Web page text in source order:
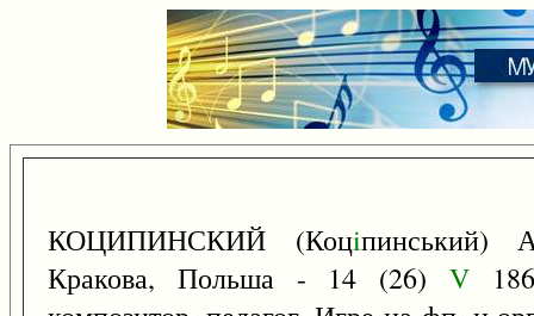
КОЦИПИНСКИЙ (Коцiпинський)
Кракова, Польша - 14 (26) V